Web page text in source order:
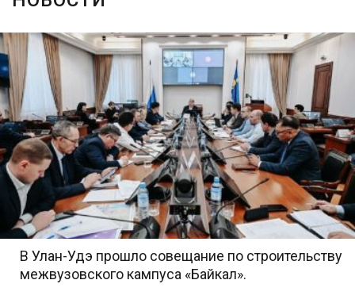
В Улан-Удэ прошло совещание по строительству
межвузовского кампуса «Байкал».